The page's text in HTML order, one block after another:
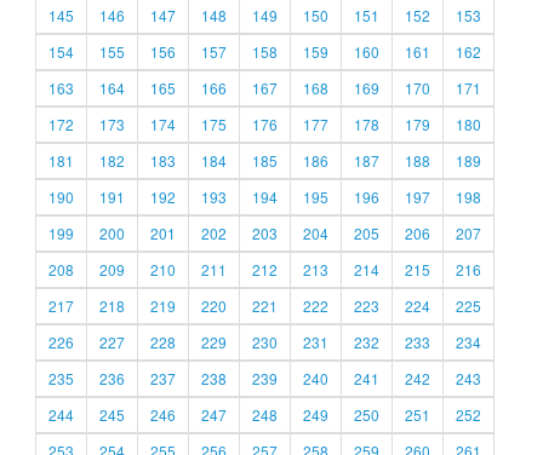
145
146 147 148 149 150 151 152
153
154
155 156 157 158 159 160 161
162
163
164 165 166 167 168 169 170
171
172
173 174 175 176 177 178 179
180
181
182 183 184 185 186 187 188
189
190
191 192 193 194 195 196 197
198
199
200 201 202 203 204 205 206
207
208
209 210 211 212 213 214 215
216
217
218 219 220 221 222 223 224
225
226
227 228 229 230 231 232 233
234
235
236 237 238 239 240 241 242
243
244
245 246 247 248 249 250 251
252
253
254 255 256 257 258 259 260 261